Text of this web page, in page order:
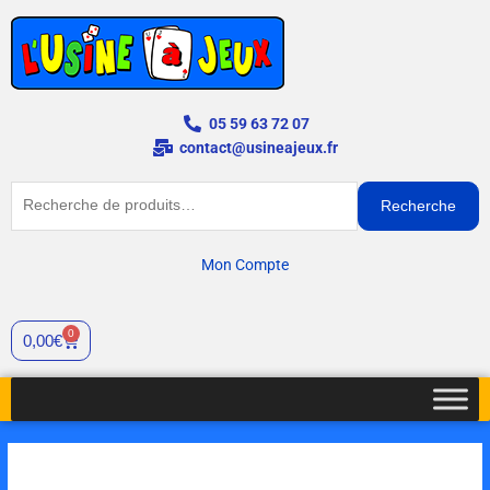
contenu
05 59 63 72 07
contact@usineajeux.fr
Recherche
Mon Compte
0,00€ 0
Cart